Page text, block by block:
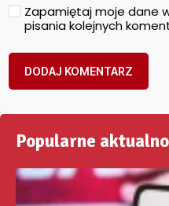
Zapamiętaj moje dane
pisania kolejnych
Popularne